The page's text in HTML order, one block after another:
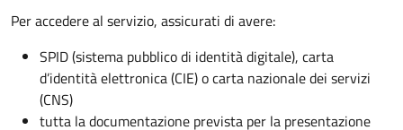
Per accedere al servizio, assicurati di avere:
SPID (sistema pubblico di identità digitale), carta
d’identità elettronica (CIE) o carta nazionale dei servizi
(CNS)
tutta la documentazione prevista per la presentazione